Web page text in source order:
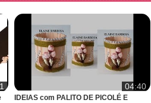
04:40
IDEIAS com PALITO DE PICOLÉ E